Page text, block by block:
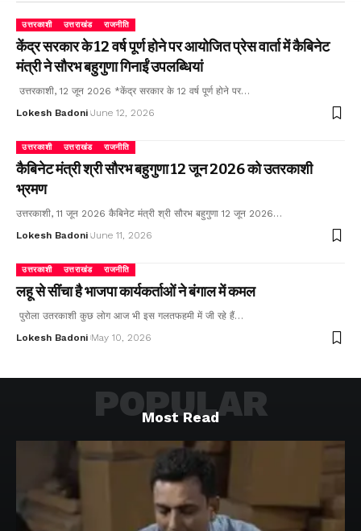
उत्तरकाशी उत्तराखंड राजनीति
केंद्र सरकार के 12 वर्ष पूर्ण होने पर आयोजित प्रेस वार्ता में कैबिनेट
मंत्री ने सौरभ बहुगुणा गिनाईं उपलब्धियां
उत्तरकाशी, 12 जून 2026 *केंद्र सरकार के 12 वर्ष पूर्ण होने पर…
Lokesh Badoni June 12, 2026
उत्तरकाशी उत्तराखंड राजनीति
कैबिनेट मंत्री श्री सौरभ बहुगुणा 12 जून 2026 को उतरकाशी
भ्रमण
उत्तरकाशी, 11 जून 2026 कैबिनेट मंत्री श्री सौरभ बहुगुणा 12 जून 2026…
Lokesh Badoni June 11, 2026
उत्तरकाशी उत्तराखंड राजनीति
लहू से सींचा है भाजपा कार्यकर्ताओं ने बंगाल में कमल
पुरोला उतरकाशी कुछ लोग आज भी इस गलतफहमी में जी रहे हैं…
Lokesh Badoni May 10, 2026
Most Read
POPULAR